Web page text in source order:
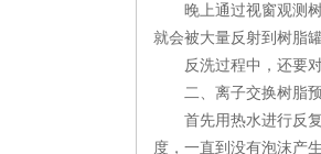
晚上通过视窗观测树
就会被大量反射到树脂
反洗过程中，还要对
二、离子交换树脂
首先用热水进行反复
度，一直到没有泡沫产